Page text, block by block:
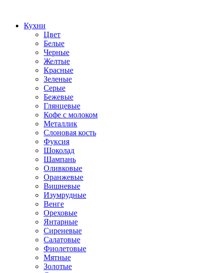
Кухни
Цвет
Белые
Черные
Желтые
Красные
Зеленые
Серые
Бежевые
Глянцевые
Кофе с молоком
Металлик
Слоновая кость
Фуксия
Шоколад
Шампань
Оливковые
Оранжевые
Вишневые
Изумрудные
Венге
Ореховые
Янтарные
Сиреневые
Салатовые
Фиолетовые
Мятные
Золотые